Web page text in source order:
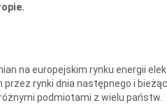
na europejskim rynku energii
rynki dnia następnego i
podmiotami z wielu państw.